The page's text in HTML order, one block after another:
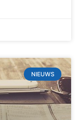
NIEUWS